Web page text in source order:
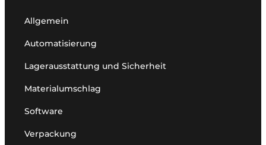
Allgemein
Automatisierung
Lagerausstattung und Sicherheit
Materialumschlag
Software
Verpackung